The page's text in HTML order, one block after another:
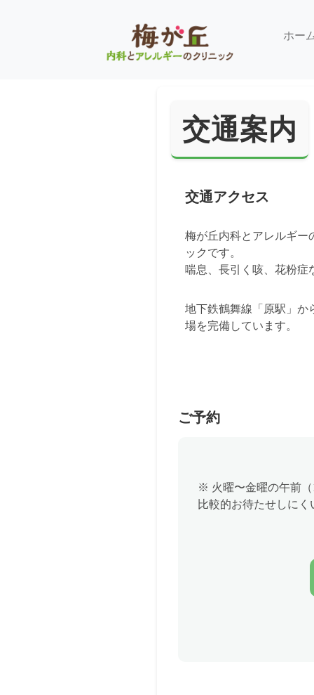
ホー
交通案内
交通アクセス
梅が丘内科とアレルギー
ックです。
喘息、長引く咳、花粉症
地下鉄鶴舞線「原駅」か
場を完備しています。
ご予約
※ 火曜〜金曜の午前（
比較的お待たせしに